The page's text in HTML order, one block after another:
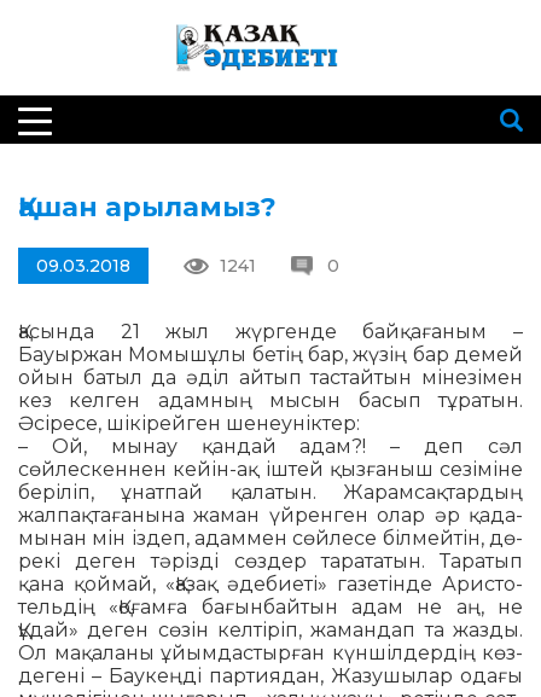
Қашан арыламыз?
09.03.2018 1241 0
Қасында 21 жыл жүргенде байқағаным –
Бауыржан Момышұлы бетің бар, жүзің бар демей
ойын батыл да әділ айтып тастайтын мінезімен
кез келген адамның мысын басып тұратын.
Әсіресе, шікірейген шенеуніктер:
– Ой, мынау қандай адам?! – деп сәл
сөйлескеннен кейін-ақ іш­тей қызғаныш сезіміне
беріліп, ұнат­пай қалатын. Жа­рам­сақтар­дың
жалпақ­тағанына жа­ман үй­рен­ген олар әр қада­
мы­нан мін іздеп, адаммен сөй­лесе білмейтін, дө­
рекі деген тә­різді сөздер тарата­тын. Тара­тып
қана қоймай, «Қазақ әде­­биеті» газе­тін­де Аристо­
тельдің «Қо­ғамға бағын­байтын адам не аң, не
Құдай» деген сөзін келті­ріп, жамандап та жазды.
Ол мақаланы ұйым­да­с­тырған күн­шілдердің көз­
дегені – Баукеңді партиядан, Жазу­шылар одағы